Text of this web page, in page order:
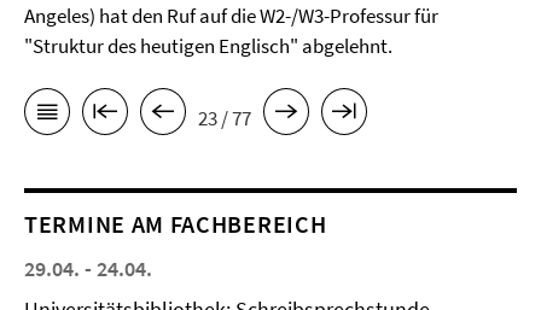
Angeles) hat den Ruf auf die W2-/W3-Professur für
"Struktur des heutigen Englisch" abgelehnt.
23 / 77
TERMINE AM FACHBEREICH
29.04. - 24.04.